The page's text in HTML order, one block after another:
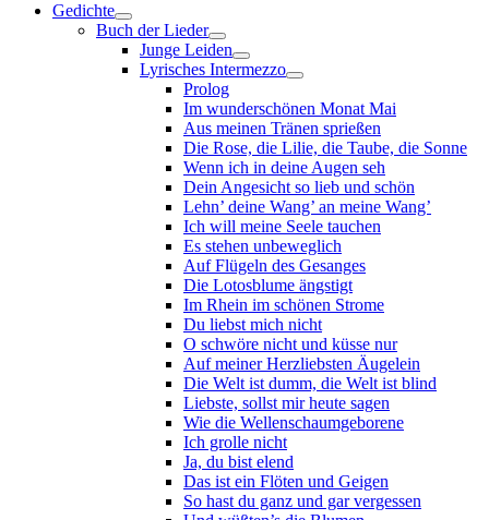
Gedichte
Buch der Lieder
Junge Leiden
Lyrisches Intermezzo
Prolog
Im wunderschönen Monat Mai
Aus meinen Tränen sprießen
Die Rose, die Lilie, die Taube, die Sonne
Wenn ich in deine Augen seh
Dein Angesicht so lieb und schön
Lehn’ deine Wang’ an meine Wang’
Ich will meine Seele tauchen
Es stehen unbeweglich
Auf Flügeln des Gesanges
Die Lotosblume ängstigt
Im Rhein im schönen Strome
Du liebst mich nicht
O schwöre nicht und küsse nur
Auf meiner Herzliebsten Äugelein
Die Welt ist dumm, die Welt ist blind
Liebste, sollst mir heute sagen
Wie die Wellenschaumgeborene
Ich grolle nicht
Ja, du bist elend
Das ist ein Flöten und Geigen
So hast du ganz und gar vergessen